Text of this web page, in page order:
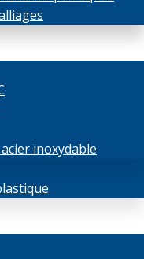
inoxydable